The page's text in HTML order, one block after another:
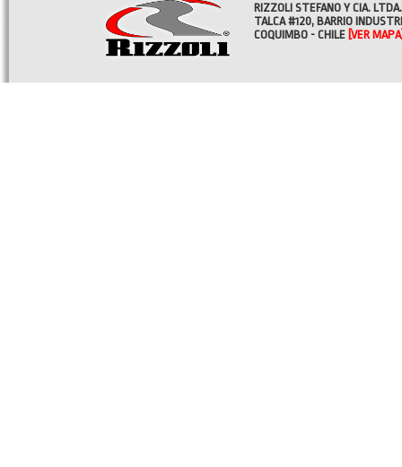
RIZZOLI STEFANO Y CIA. LTDA.
TALCA #120, BARRIO
COQUIMBO - CHILE [VER